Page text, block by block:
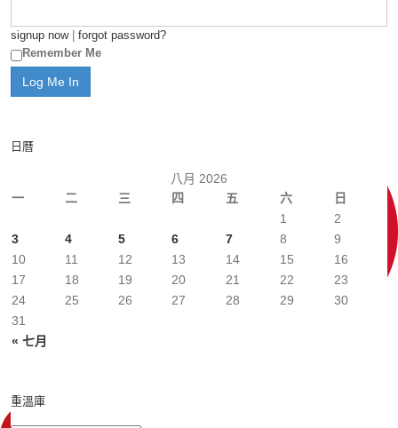
signup now| forgot password?
Remember Me
日曆
八月 2026
一
二 三 四 五 六 日
« 七月
1
2
3
4 5 6 7 8
9
10
11 12 13 14 15
16
17
18 19 20 21 22
23
24
25 26 27 28 29
30
31
重溫庫